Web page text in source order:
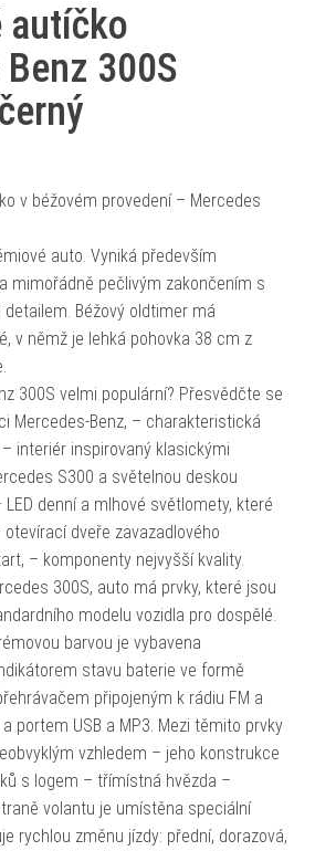
autíčko
300S
v béžovém provedení – Mercedes
auto. Vyniká především
mimořádně pečlivým zakončením s
Béžový oldtimer má
v němž je lehká pohovka 38 cm z
300S velmi populární? Přesvědčte se
Mercedes-Benz, – charakteristická
interiér inspirovaný klasickými
S300 a světelnou deskou
denní a mlhové světlomety, které
dveře zavazadlového
– komponenty nejvyšší kvality.
300S, auto má prvky, které jsou
modelu vozidla pro dospělé.
barvou je vybavena
stavu baterie ve formě
připojeným k rádiu FM a
portem USB a MP3. Mezi těmito prvky
vzhledem – jeho konstrukce
s logem – třímístná hvězda –
volantu je umístěna speciální
rychlou změnu jízdy: přední, dorazová,